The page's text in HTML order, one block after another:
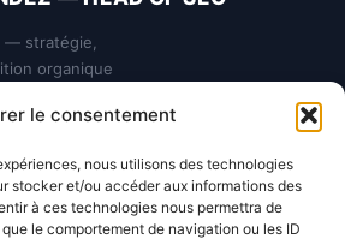
le consentement
nous utilisons des technologies
stocker et/ou accéder aux informations des
à ces technologies nous permettra de
le comportement de navigation ou les ID
— stratégie,
organique
Hernandez
Hernandez
de Damien Hernandez
de Damien Hernandez